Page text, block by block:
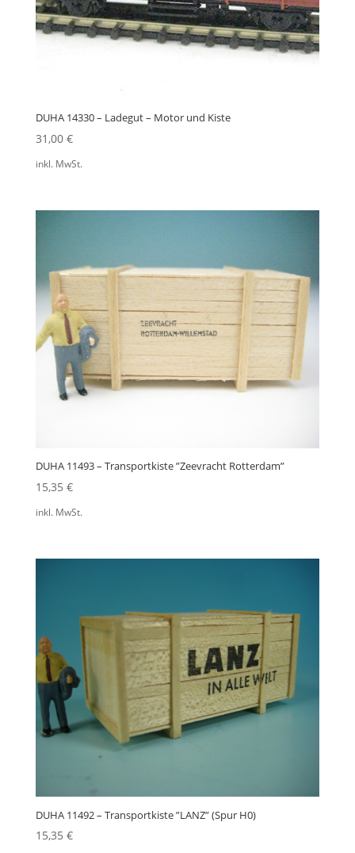
DUHA 14330 – Ladegut – Motor und Kiste
31,00 €
inkl. MwSt.
DUHA 11493 – Transportkiste ”Zeevracht Rotterdam”
15,35 €
inkl. MwSt.
DUHA 11492 – Transportkiste ”LANZ” (Spur H0)
15,35 €